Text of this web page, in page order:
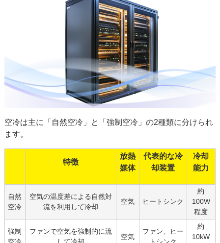
空冷は主に「自然空冷」と「強制空冷」の2種類に分けられ
ます。
特徴
放熱
媒体
代表的な冷
却装置
冷却
能力
自然
空冷
空気の温度差による自然対
流を利用して冷却
空気 ヒートシンク
約
100W
程度
強制
ファンで空気を強制的に流
空気
ファン、ヒー
約
10kW